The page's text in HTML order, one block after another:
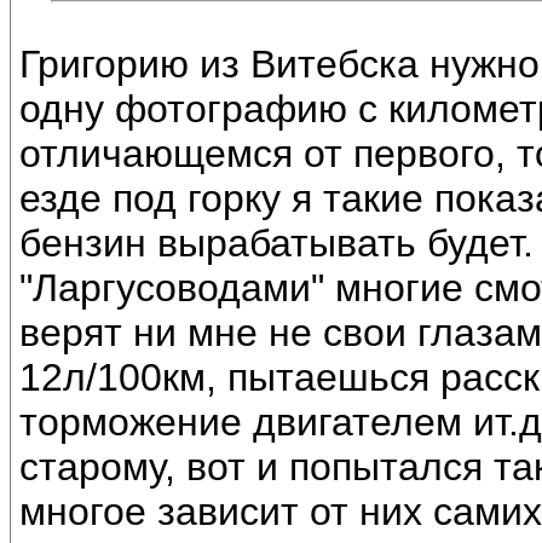
Григорию из Витебска
одну фотографию с
отличающемся от первого,
езде под горку я такие
бензин вырабатывать
"Ларгусоводами" многие
верят ни мне не свои
12л/100км, пытаешься
торможение двигателем
старому, вот и попытался
многое зависит от них